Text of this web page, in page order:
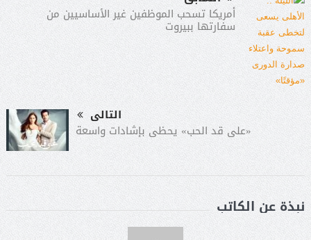
أمريكا تسحب الموظفين غير الأساسيين من
سفارتها ببيروت
التالى
«على قد الحب» يحظى بإشادات واسعة
نبذة عن الكاتب